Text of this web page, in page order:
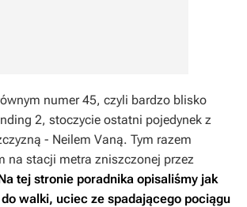
numer 45, czyli bardzo blisko
2, stoczycie ostatni pojedynek z
- Neilem Vaną. Tym razem
na stacji metra zniszczonej przez
tej stronie poradnika opisaliśmy jak
walki, uciec ze spadającego pociągu